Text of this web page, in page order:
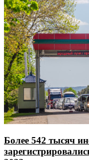
Более 542 тысяч